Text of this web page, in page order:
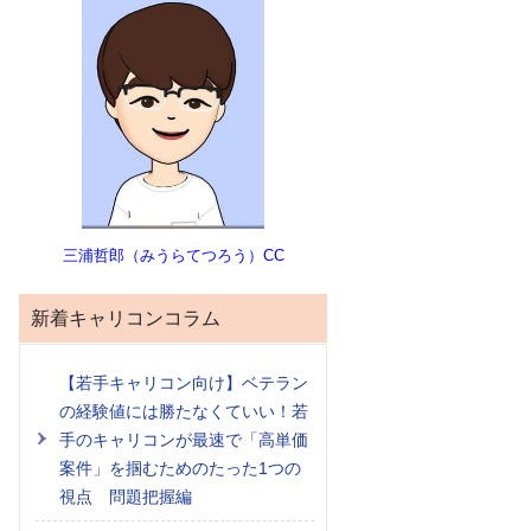
三浦哲郎（みうらてつろう）CC
新着キャリコンコラム
【若手キャリコン向け】ベテラン
の経験値には勝たなくていい！若
手のキャリコンが最速で「高単価
案件」を掴むためのたった1つの
視点 問題把握編